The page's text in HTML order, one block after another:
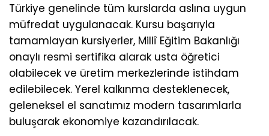
Türkiye genelinde tüm kurslarda aslına uygun
müfredat uygulanacak. Kursu başarıyla
tamamlayan kursiyerler, Millî Eğitim Bakanlığı
onaylı resmi sertifika alarak usta öğretici
olabilecek ve üretim merkezlerinde istihdam
edilebilecek. Yerel kalkınma desteklenecek,
geleneksel el sanatımız modern tasarımlarla
buluşarak ekonomiye kazandırılacak.